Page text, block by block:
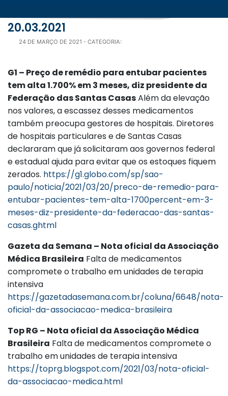
20.03.2021
24 DE MARÇO DE 2021 - CATEGORIA:
G1 – Preço de remédio para entubar pacientes
tem alta 1.700% em 3 meses, diz presidente da
Federação das Santas CasasAlém da elevação
nos valores, a escassez desses medicamentos
também preocupa gestores de hospitais. Diretores
de hospitais particulares e de Santas Casas
declararam que já solicitaram aos governos federal
e estadual ajuda para evitar que os estoques fiquem
zerados. https://g1.globo.com/sp/sao-
paulo/noticia/2021/03/20/preco-de-remedio-para-
entubar-pacientes-tem-alta-1700percent-em-3-
meses-diz-presidente-da-federacao-das-santas-
casas.ghtml
Gazeta da Semana – Nota oficial da Associação
Médica Brasileira Falta de medicamentos
compromete o trabalho em unidades de terapia
intensiva
https://gazetadasemana.com.br/coluna/6648/nota-
oficial-da-associacao-medica-brasileira
Top RG – Nota oficial da Associação Médica
Brasileira Falta de medicamentos compromete o
trabalho em unidades de terapia intensiva
https://toprg.blogspot.com/2021/03/nota-oficial-
da-associacao-medica.html